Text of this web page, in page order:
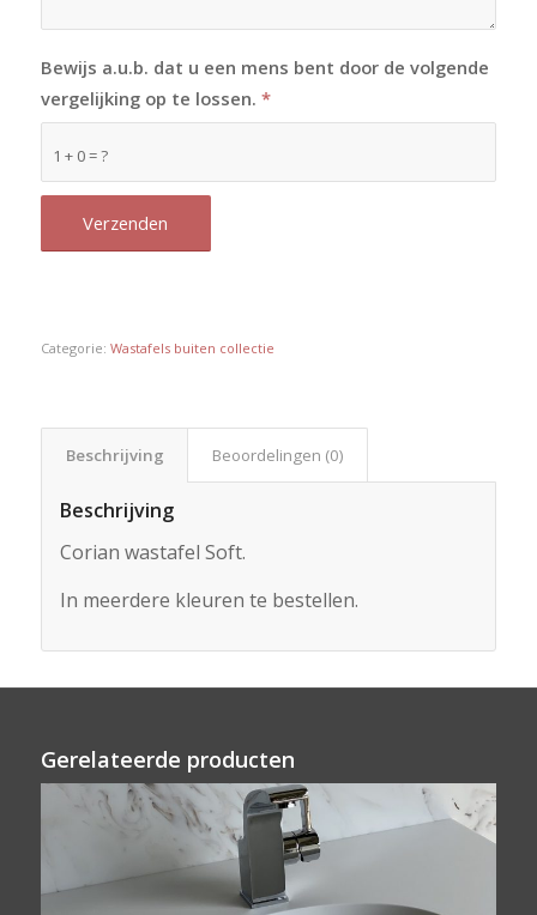
1 + 0 = ?
Bewijs a.u.b. dat u een mens bent door de volgende
vergelijking op te lossen. *
Categorie: Wastafels buiten collectie
Beschrijving Beoordelingen (0)
Beschrijving
Corian wastafel Soft.
In meerdere kleuren te bestellen.
Gerelateerde producten